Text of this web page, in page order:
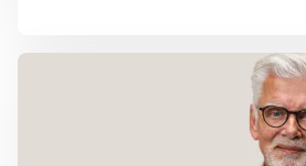
Lees meer over Column Jan Slagter: